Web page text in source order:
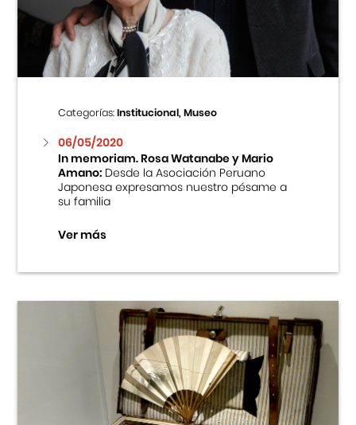
Centro Cultural Peruano Japonés
Cursos
Museo de la Inmigración Japonesa
Fondo Editorial
Teatro Peruano Japonés
Categorías:Institucional, Museo
06/05/2020
In memoriam. Rosa Watanabe y Mario
Amano:Desde la Asociación Peruano
Japonesa expresamos nuestro pésame a
su familia
Ver más